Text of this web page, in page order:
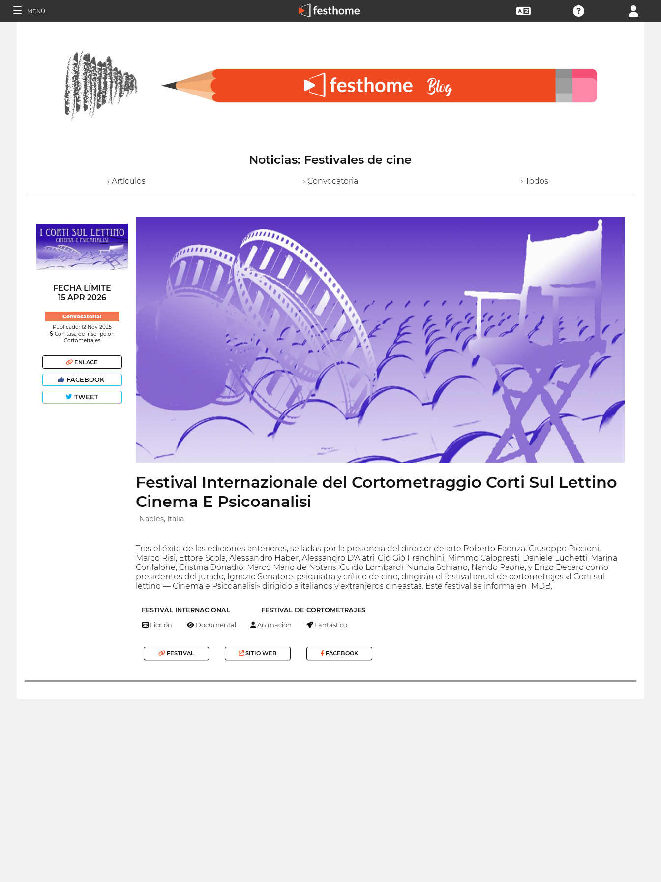
MENÚ
Noticias: Festivales de cine
› Artículos › Convocatoria › Todos
FECHA LÍMITE
15 APR 2026
Convocatoria!
Publicado: 12 Nov 2025
Con tasa de inscripción
Cortometrajes
ENLACE
FACEBOOK
TWEET
Festival Internazionale del Cortometraggio Corti Sul Lettino
Cinema E Psicoanalisi
Naples, Italia
Tras el éxito de las ediciones anteriores, selladas por la presencia del director de arte Roberto Faenza, Giuseppe Piccioni,
Marco Risi, Ettore Scola, Alessandro Haber, Alessandro D'Alatri, Giò Giò Franchini, Mimmo Calopresti, Daniele Luchetti, Marina
Confalone, Cristina Donadio, Marco Mario de Notaris, Guido Lombardi, Nunzia Schiano, Nando Paone, y Enzo Decaro como
presidentes del jurado, Ignazio Senatore, psiquiatra y crítico de cine, dirigirán el festival anual de cortometrajes «I Corti sul
lettino — Cinema e Psicoanalisi» dirigido a italianos y extranjeros cineastas. Este festival se informa en IMDB.
FESTIVAL INTERNACIONAL FESTIVAL DE CORTOMETRAJES
Ficción Documental Animación Fantástico
FESTIVAL SITIO WEB FACEBOOK